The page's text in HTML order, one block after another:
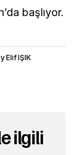
başlıyor.
Elif IŞIK
ilgili